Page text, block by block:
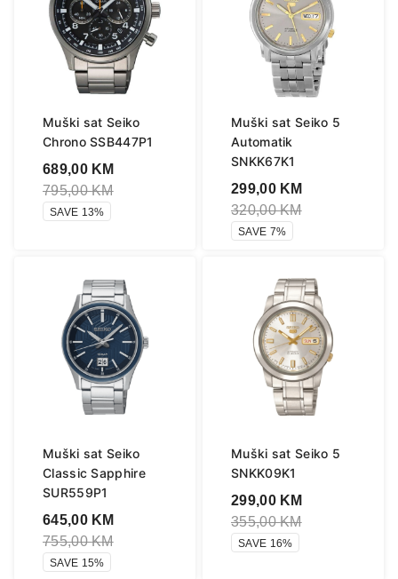
Muški sat Seiko
Chrono SSB447P1
689,00 KM
795,00KM
SAVE 13%
Muški sat Seiko 5
Automatik
SNKK67K1
299,00 KM
320,00KM
SAVE 7%
Muški sat Seiko
Classic Sapphire
SUR559P1
645,00 KM
755,00KM
SAVE 15%
Muški sat Seiko 5
SNKK09K1
299,00 KM
355,00KM
SAVE 16%